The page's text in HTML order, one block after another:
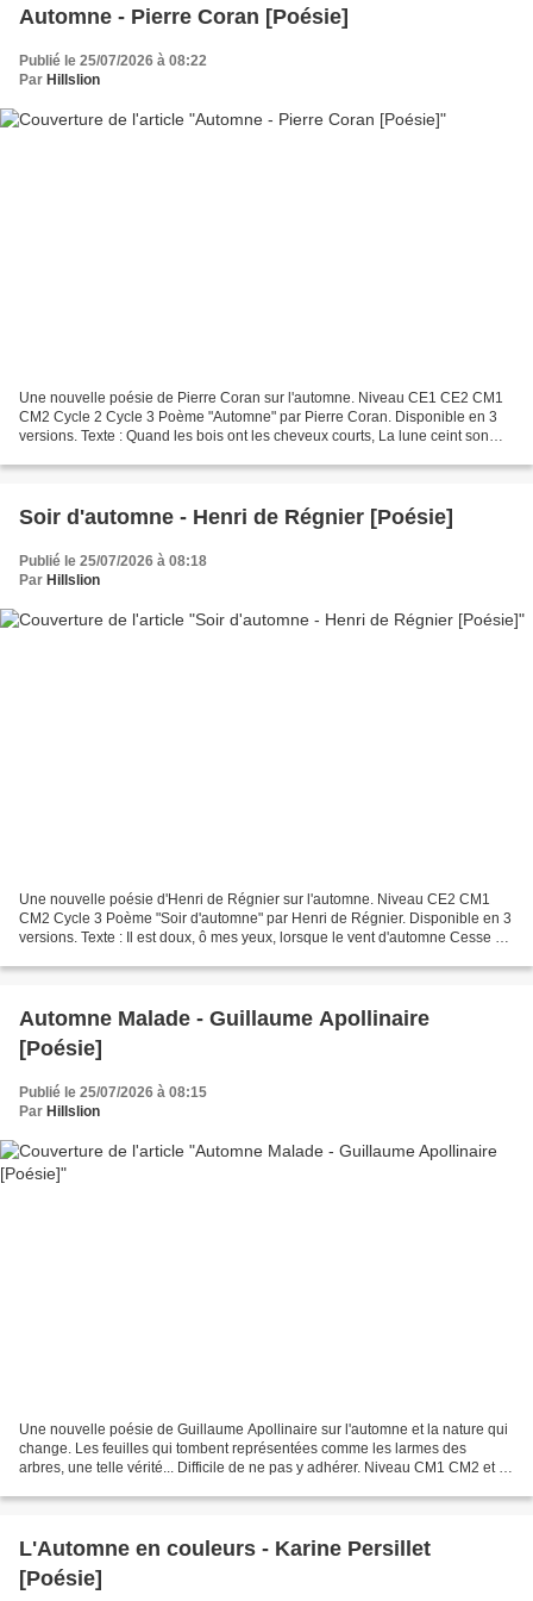
Automne - Pierre Coran [Poésie]
Publié le 25/07/2026 à 08:22
Par Hillslion
Une nouvelle poésie de Pierre Coran sur l'automne. Niveau CE1 CE2 CM1
CM2 Cycle 2 Cycle 3 Poème "Automne" par Pierre Coran. Disponible en 3
versions. Texte : Quand les bois ont les cheveux courts, La lune ceint son
Soir d'automne - Henri de Régnier [Poésie]
Publié le 25/07/2026 à 08:18
Par Hillslion
Une nouvelle poésie d'Henri de Régnier sur l'automne. Niveau CE2 CM1
CM2 Cycle 3 Poème "Soir d'automne" par Henri de Régnier. Disponible en 3
versions. Texte : Il est doux, ô mes yeux, lorsque le vent d'automne Cesse de
Automne Malade - Guillaume Apollinaire
[Poésie]
Publié le 25/07/2026 à 08:15
Par Hillslion
Une nouvelle poésie de Guillaume Apollinaire sur l'automne et la nature qui
change. Les feuilles qui tombent représentées comme les larmes des
arbres, une telle vérité... Difficile de ne pas y adhérer. Niveau CM1 CM2 et +
L'Automne en couleurs - Karine Persillet
[Poésie]